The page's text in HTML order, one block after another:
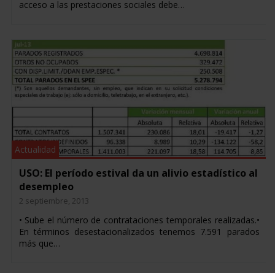
acceso a las prestaciones sociales debe…
Actualidad
USO: El período estival da un alivio estadístico al
desempleo
2 septiembre, 2013
• Sube el número de contrataciones temporales realizadas.•
En términos desestacionalizados tenemos 7.591 parados
más que…